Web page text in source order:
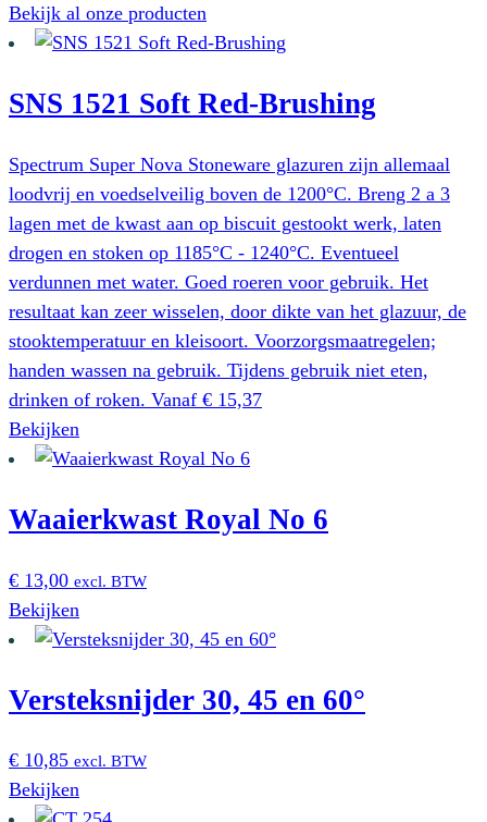
Bekijk al onze producten
SNS 1521 Soft Red-Brushing
Spectrum Super Nova Stoneware glazuren zijn allemaal
loodvrij en voedselveilig boven de 1200°C. Breng 2 a 3
lagen met de kwast aan op biscuit gestookt werk, laten
drogen en stoken op 1185°C - 1240°C. Eventueel
verdunnen met water. Goed roeren voor gebruik. Het
resultaat kan zeer wisselen, door dikte van het glazuur, de
stooktemperatuur en kleisoort. Voorzorgsmaatregelen;
handen wassen na gebruik. Tijdens gebruik niet eten,
drinken of roken. Vanaf € 15,37
Bekijken
product
meerdere
Deze
kan
worden
op
Waaierkwast Royal No 6
€ 13,00 excl. BTW
Bekijken
Versteksnijder 30, 45 en 60°
€ 10,85 excl. BTW
Bekijken